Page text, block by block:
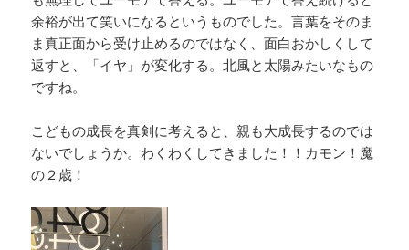
余裕が出て笑いになるというものでした。言葉をそのま
ま真正面から受け止めるのではなく、面白おかしくして
返すと、「イヤ」が変化する。北風と太陽みたいなもの
ですね。
こどもの成長を真剣に考えると、親も大成長するのでは
ないでしょうか。わくわくしてきました！！カモン！魔
の２歳！